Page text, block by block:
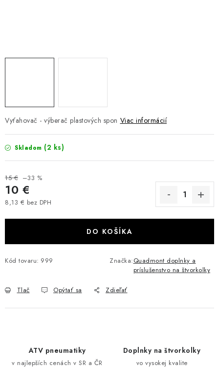
ŠTVORKOLKY
AKCIA
INÉ PRÍSLUŠENSTVO
YAMAHA GRIZZLY 550/660/700
SUZUKI KINGQUAD 700/750 LTA
CAN AM RENEGADE 570/650/800/1000
CF MOTO 800/850 GLADIATOR X8
Vyťahovač - výberač plastových spon Viac informácií
Skladom (2 ks)
15 € –33 %
10 €
8,13 € bez DPH
DO KOŠÍKA
Kód tovaru: 999 Značka:Quadmont doplnky a
príslušenstvo na štvorkolky
Tlač Opýtať sa Zdieľať
ATV pneumatiky
v najlepších cenách v SR a ČR
Doplnky na štvorkolky
vo vysokej kvalite